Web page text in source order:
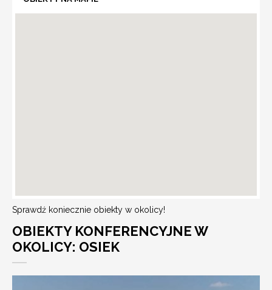
Sprawdź koniecznie obiekty w okolicy!
OBIEKTY KONFERENCYJNE W
OKOLICY: OSIEK